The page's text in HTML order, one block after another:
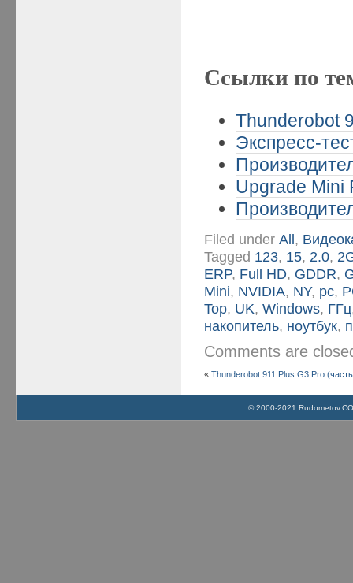
Ссылки по
Thunderobot
Экспресс-
Upgrade Mini
Filed underAll,
Tagged 123, 15, 2.0,
ERP, Full HD, GDDR,
Mini, NVIDIA, NY, pc,
Top, UK,Windows, ГГц
накопитель, ноутбук,
Comments are
«Thunderobot 911 Plus G3 Pro
© 2000-2021